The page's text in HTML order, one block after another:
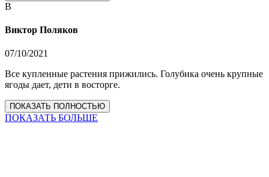
В
Виктор Поляков
07/10/2021
Все купленные растения прижились. Голубика очень крупные
ягоды дает, дети в восторге.
ПОКАЗАТЬ ПОЛНОСТЬЮ
ПОКАЗАТЬ БОЛЬШЕ